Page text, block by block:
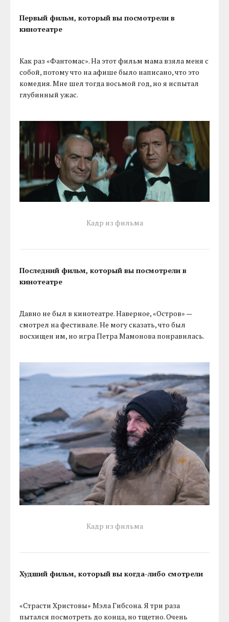
Первый фильм, который вы посмотрели в
кинотеатре
Как раз «Фантомас». На этот фильм мама взяла меня с
собой, потому что на афише было написано, что это
комедия. Мне шел тогда восьмой год, но я испытал
глубинный ужас.
Кадр из фильма
Последний фильм, который вы посмотрели в
кинотеатре
Давно не был в кинотеатре. Наверное, «Остров» —
смотрел на фестивале. Не могу сказать, что был
восхищен им, но игра Петра Мамонова понравилась.
Кадр из фильма
Худший фильм, который вы когда-либо смотрели
«Страсти Христовы» Мэла Гибсона. Я три раза
пытался посмотреть до конца, но тщетно. Очень